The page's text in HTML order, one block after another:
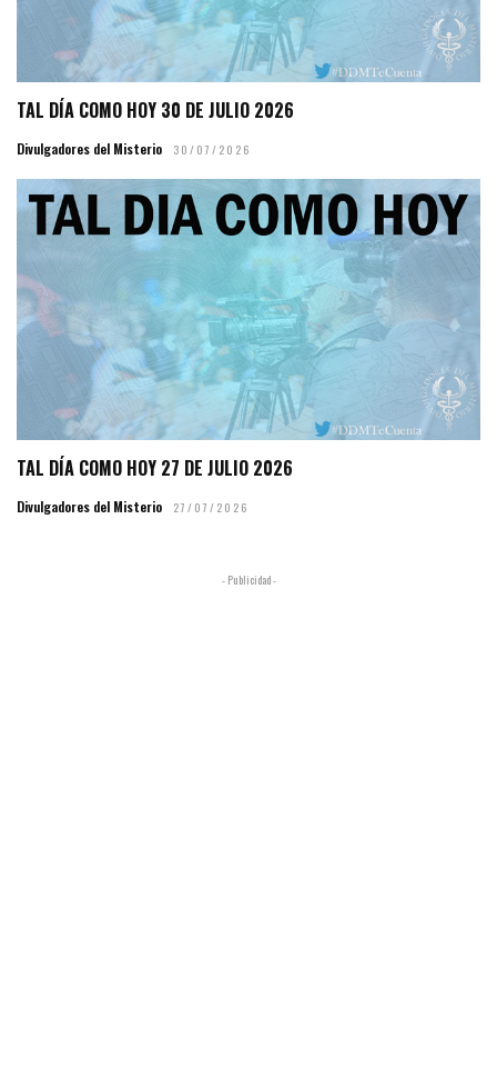
TAL DÍA COMO HOY 30 DE JULIO 2026
Divulgadores del Misterio 30/07/2026
TAL DÍA COMO HOY 27 DE JULIO 2026
Divulgadores del Misterio 27/07/2026
- Publicidad -